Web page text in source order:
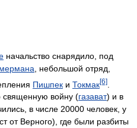
начальство снарядило, под
, небольшой отряд,
Пишпек и Токмак[6]
священную войну (газават) и в
в числе 20000 человек, у
от Верного), где были разбиты